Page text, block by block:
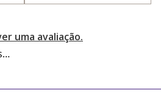
uma avaliação.